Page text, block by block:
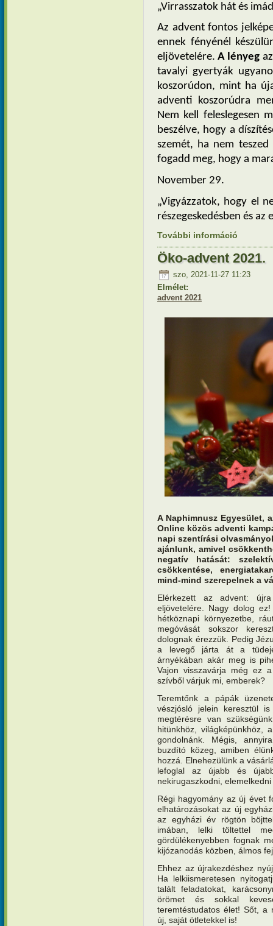
„Virrasszatok hát és
Az advent fontos
ennek fényénél
eljövetelére. A lényeg
tavalyi gyertyák
koszorúdon, mint ha
adventi koszorúdra
Nem kell feleslegesen
beszélve, hogy a
szemét, ha nem
fogadd meg, hogy a
November 29.
„Vigyázzatok, hogy el
részegeskedésben és
További információ
Öko-advent 2021.
szo, 2021-11-27 11:23
Elmélet:
advent 2021
A Naphimnusz Egyesület,
Online közös adventi
napi szentírási
ajánlunk, amivel
negatív hatását:
csökkentése,
mind-mind szerepelnek a
Elérkezett az advent:
eljövetelére. Nagy dolog
hétköznapi környezetbe,
megóvását sokszor
dolognak érezzük. Pedig
a levegő járta át a
árnyékában akár meg is
Vajon visszavárja még ez
szívből várjuk mi, emberek?
Teremtőnk a pápák
vészjósló jelein keresztül
megtérésre van
hitünkhöz, világképünkhöz,
gondolnánk. Mégis,
buzdító közeg, amiben
hozzá. Elnehezülünk a
lefoglal az újabb és
nekirugaszkodni,
Régi hagyomány az új évet
elhatározásokat az új
az egyházi év rögtön
imában, lelki töltettel
gördülékenyebben fognak
kijózanodás közben, álmos
Ehhez az újrakezdéshez
Ha lelkiismeretesen
talált feladatokat,
örömet és sokkal
teremtéstudatos élet! Sőt, a
új, saját ötletekkel is!